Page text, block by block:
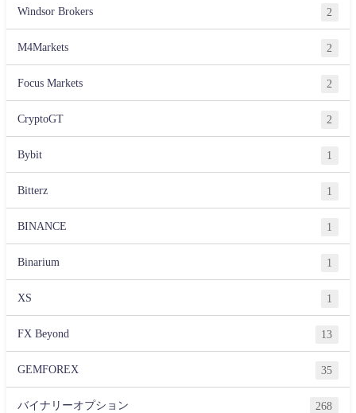
Windsor Brokers 2
M4Markets 2
Focus Markets 2
CryptoGT 2
Bybit 1
Bitterz 1
BINANCE 1
Binarium 1
XS 1
FX Beyond 13
GEMFOREX 35
バイナリーオプション 268